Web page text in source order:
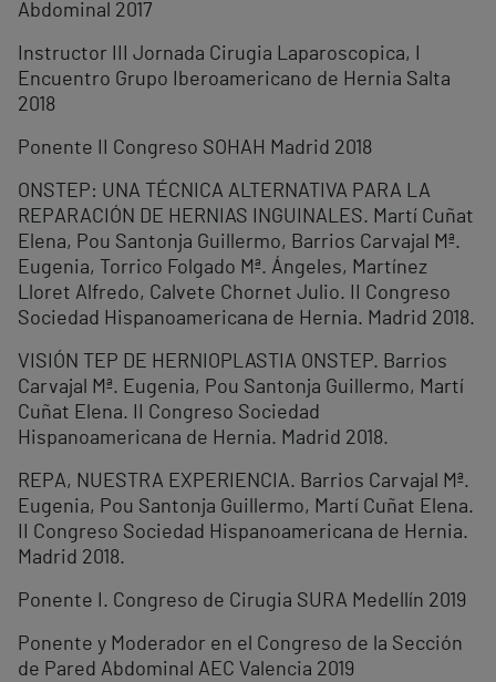
Abdominal 2017
Instructor III Jornada Cirugia Laparoscopica, I
Encuentro Grupo Iberoamericano de Hernia Salta
2018
Ponente II Congreso SOHAH Madrid 2018
ONSTEP: UNA TÉCNICA ALTERNATIVA PARA LA
REPARACIÓN DE HERNIAS INGUINALES. Martí Cuñat
Elena, Pou Santonja Guillermo, Barrios Carvajal Mª.
Eugenia, Torrico Folgado Mª. Ángeles, Martínez
Lloret Alfredo, Calvete Chornet Julio. II Congreso
Sociedad Hispanoamericana de Hernia. Madrid 2018.
VISIÓN TEP DE HERNIOPLASTIA ONSTEP. Barrios
Carvajal Mª. Eugenia, Pou Santonja Guillermo, Martí
Cuñat Elena. II Congreso Sociedad
Hispanoamericana de Hernia. Madrid 2018.
REPA, NUESTRA EXPERIENCIA. Barrios Carvajal Mª.
Eugenia, Pou Santonja Guillermo, Martí Cuñat Elena.
II Congreso Sociedad Hispanoamericana de Hernia.
Madrid 2018.
Ponente I. Congreso de Cirugia SURA Medellín 2019
Ponente y Moderador en el Congreso de la Sección
de Pared Abdominal AEC Valencia 2019